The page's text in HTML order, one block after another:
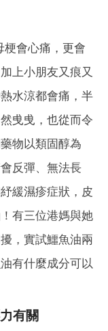
會心痛，更會
上小朋友又痕又
水涼都會痛，半
曵曵，也從而令
物以類固醇為
反彈、無法長
緩濕疹症狀，皮
有三位港媽與她
，實試鱷魚油兩
有什麼成分可以
有關